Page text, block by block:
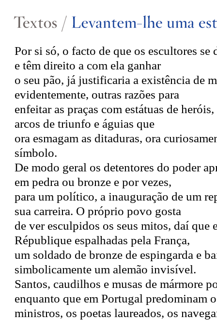
Por si só, o facto de que os escultores se
e têm direito a com ela ganhar
o seu pão, já justificaria a existência de
evidentemente, outras razões para
enfeitar as praças com estátuas de
arcos de triunfo e águias que
ora esmagam as ditaduras, ora
símbolo.
De modo geral os detentores do poder
em pedra ou bronze e por vezes,
para um político, a inauguração de um
sua carreira. O próprio povo gosta
de ver esculpidos os seus mitos, daí que
République espalhadas pela França,
um soldado de bronze de espingarda e
simbolicamente um alemão invisível.
Santos, caudilhos e musas de mármore
enquanto que em Portugal predominam
ministros, os poetas laureados, os